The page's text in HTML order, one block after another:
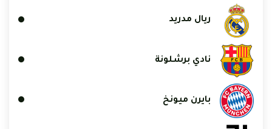
ريال مدريد
نادي برشلونة
بايرن ميونخ